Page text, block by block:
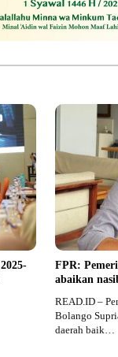
FPR:
abaikan
READ.ID –
Bolango
daerah baik…